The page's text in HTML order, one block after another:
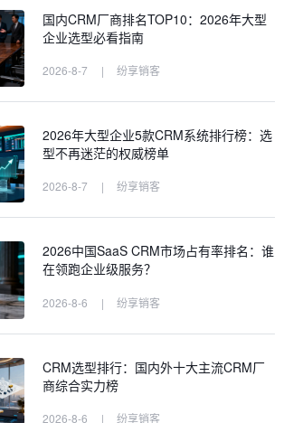
国内CRM厂商排名TOP10：2026年大型
企业选型必看指南
2026-8-7 | 纷享销客
2026年大型企业5款CRM系统排行榜：选
型不再迷茫的权威榜单
2026-8-7 | 纷享销客
2026中国SaaS CRM市场占有率排名：谁
在领跑企业级服务？
2026-8-6 | 纷享销客
CRM选型排行：国内外十大主流CRM厂
商综合实力榜
2026-8-6 | 纷享销客